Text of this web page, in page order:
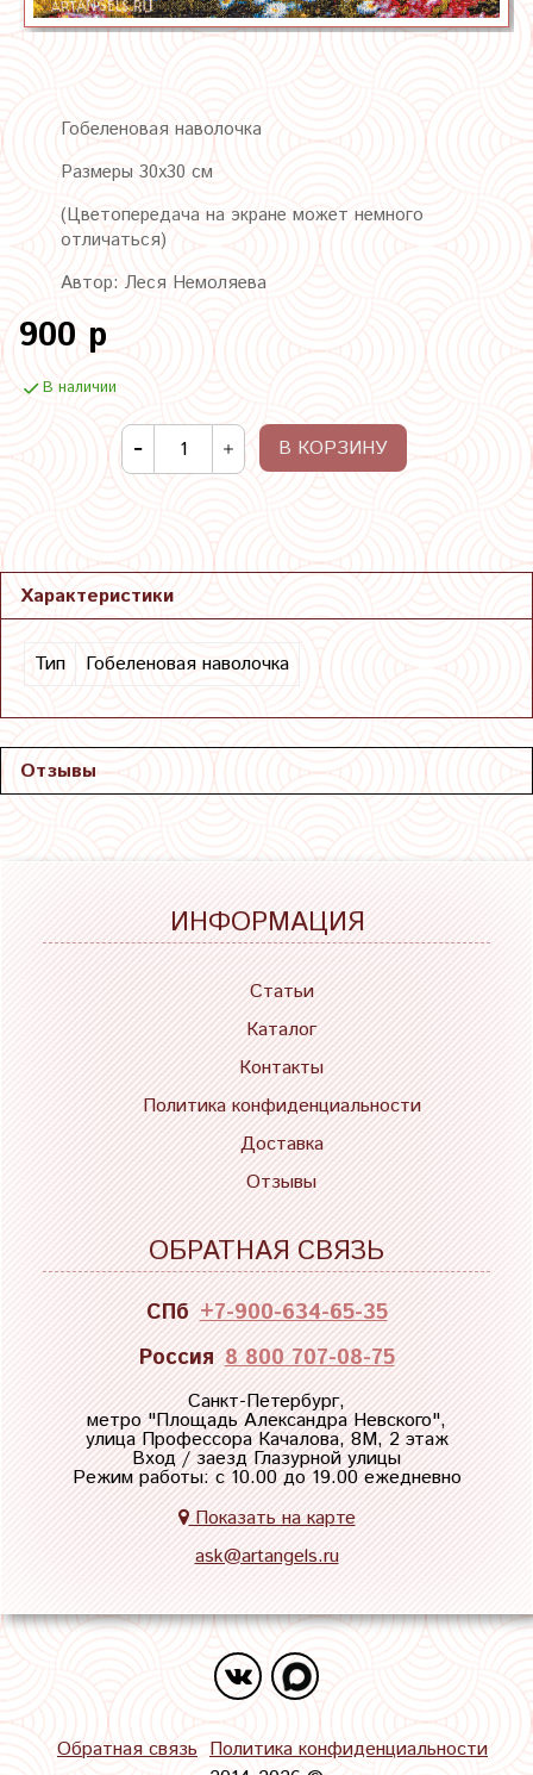
Гобеленовая наволочка
Размеры 30х30 см
(Цветопередача на экране может немного
отличаться)
Автор: Леся Немоляева
900 р
В наличии
В КОРЗИНУ
Характеристики
Тип Гобеленовая наволочка
Отзывы
ИНФОРМАЦИЯ
Статьи
Каталог
Контакты
Политика конфиденциальности
Доставка
Отзывы
ОБРАТНАЯ СВЯЗЬ
СПб +7-900-634-65-35
Россия 8 800 707-08-75
Санкт-Петербург,
метро "Площадь Александра Невского",
улица Профессора Качалова, 8М, 2 этаж
Вход / заезд Глазурной улицы
Режим работы: с 10.00 до 19.00 ежедневно
Показать на карте
ask@artangels.ru
Обратная связь Политика конфиденциальности